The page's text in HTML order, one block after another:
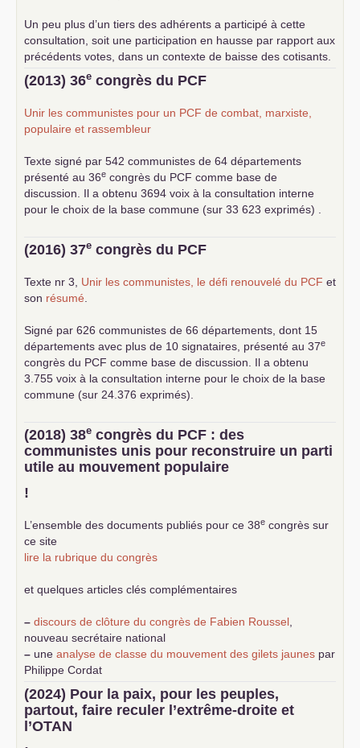
Un peu plus d’un tiers des adhérents a participé à cette
consultation, soit une participation en hausse par rapport aux
précédents votes, dans un contexte de baisse des cotisants.
... lire la suite
(2013) 36e congrès du PCF
Unir les communistes pour un PCF de combat, marxiste,
populaire et rassembleur
Texte signé par 542 communistes de 64 départements
présenté au 36e congrès du PCF comme base de
discussion. Il a obtenu 3694 voix à la consultation interne
pour le choix de la base commune (sur 33 623 exprimés) .
(2016) 37e congrès du PCF
Texte nr 3, Unir les communistes, le défi renouvelé du PCF et
son résumé
Signé par 626 communistes de 66 départements, dont 15
départements avec plus de 10 signataires, présenté au 37e
congrès du PCF comme base de discussion. Il a obtenu
3.755 voix à la consultation interne pour le choix de la base
commune (sur 24.376 exprimés).
(2018) 38e congrès du PCF : des
communistes unis pour reconstruire un parti
utile au mouvement populaire
!
L’ensemble des documents publiés pour ce 38e congrès sur
ce site
lire la rubrique du congrès
et quelques articles clés complémentaires
– discours de clôture du congrès de Fabien Roussel
nouveau secrétaire national
– une analyse de classe du mouvement des gilets jaunes par
Philippe Cordat
–
un texte de Jean-Claude Delaunay
le marxisme est la
science sociale de notre temps
–un appel proposé aux partis communistes et ouvrier
d’Europe
(2024) Pour la paix, pour les peuples,
partout, faire reculer l’extrême-droite et
l’OTAN